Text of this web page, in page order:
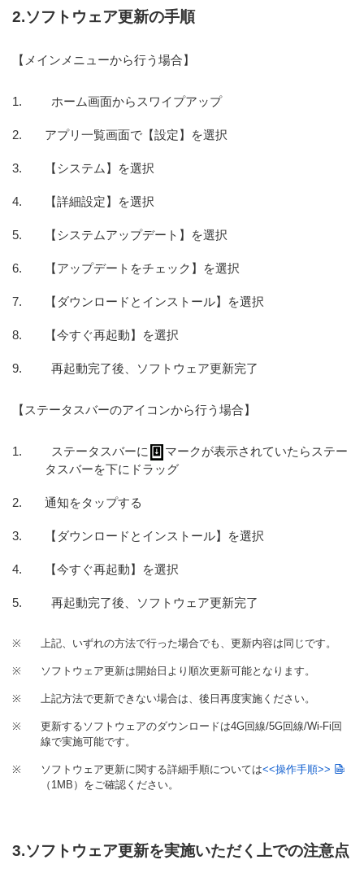
2.ソフトウェア更新の手順
【メインメニューから行う場合】
ホーム画面からスワイプアップ
アプリ一覧画面で【設定】を選択
【システム】を選択
【詳細設定】を選択
【システムアップデート】を選択
【アップデートをチェック】を選択
【ダウンロードとインストール】を選択
【今すぐ再起動】を選択
再起動完了後、ソフトウェア更新完了
【ステータスバーのアイコンから行う場合】
ステータスバーに
マークが表示されていたらステー
タスバーを下にドラッグ
通知をタップする
【ダウンロードとインストール】を選択
【今すぐ再起動】を選択
再起動完了後、ソフトウェア更新完了
※ 上記、いずれの方法で行った場合でも、更新内容は同じです。
※ ソフトウェア更新は開始日より順次更新可能となります。
※ 上記方法で更新できない場合は、後日再度実施ください。
※
更新するソフトウェアのダウンロードは4G回線/5G回線/Wi-Fi回
線で実施可能です。
※ ソフトウェア更新に関する詳細手順については<<操作手順>>
（1MB） をご確認ください。
3.ソフトウェア更新を実施いただく上での注意点